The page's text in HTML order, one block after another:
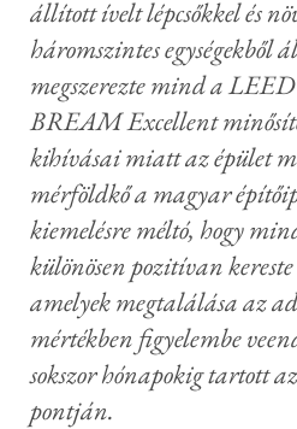
állított ívelt lépcsőkkel és
háromszintes egységekből
megszerezte mind a
BREAM Excellent
kihívásai miatt az épület
mérföldkő a magyar
kiemelésre méltó, hogy
különösen pozitívan
amelyek megtalálása az
mértékben figyelembe
sokszor hónapokig tartott
pontján.